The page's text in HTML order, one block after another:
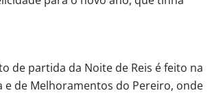
de partida da Noite de Reis é feito na
e de Melhoramentos do Pereiro, onde